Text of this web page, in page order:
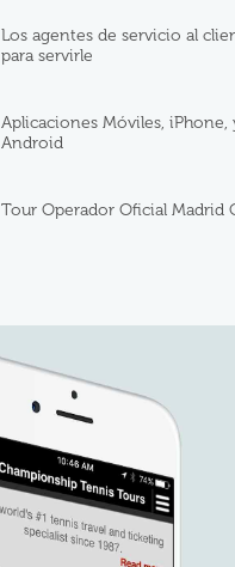
Los agentes de servicio al
para servirle
Aplicaciones Móviles, iPhone,
Android
Tour Operador Oficial Madrid